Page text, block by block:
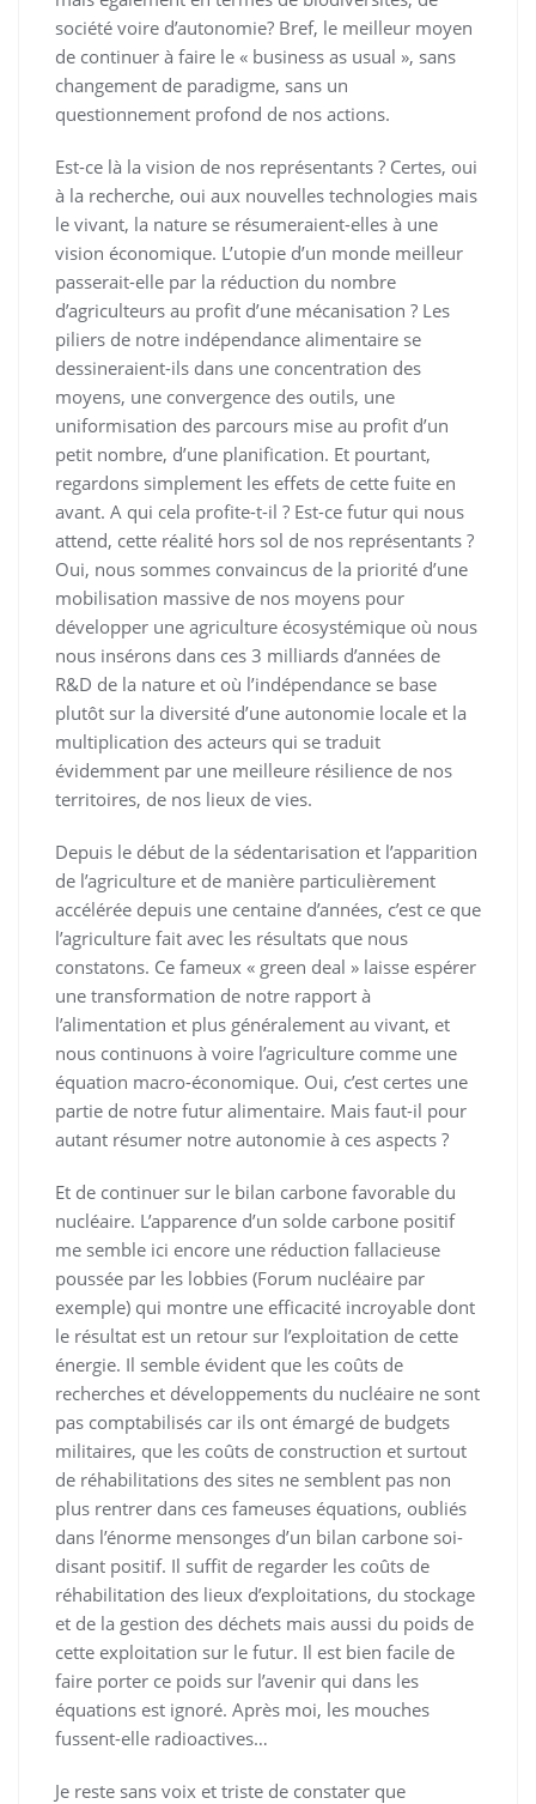
société voire d’autonomie? Bref, le meilleur moyen
de continuer à faire le « business as usual », sans
changement de paradigme, sans un
questionnement profond de nos actions.
Est-ce là la vision de nos représentants ? Certes, oui
à la recherche, oui aux nouvelles technologies mais
le vivant, la nature se résumeraient-elles à une
vision économique. L’utopie d’un monde meilleur
passerait-elle par la réduction du nombre
d’agriculteurs au profit d’une mécanisation ? Les
piliers de notre indépendance alimentaire se
dessineraient-ils dans une concentration des
moyens, une convergence des outils, une
uniformisation des parcours mise au profit d’un
petit nombre, d’une planification. Et pourtant,
regardons simplement les effets de cette fuite en
avant. A qui cela profite-t-il ? Est-ce futur qui nous
attend, cette réalité hors sol de nos représentants ?
Oui, nous sommes convaincus de la priorité d’une
mobilisation massive de nos moyens pour
développer une agriculture écosystémique où nous
nous insérons dans ces 3 milliards d’années de
R&D de la nature et où l’indépendance se base
plutôt sur la diversité d’une autonomie locale et la
multiplication des acteurs qui se traduit
évidemment par une meilleure résilience de nos
territoires, de nos lieux de vies.
Depuis le début de la sédentarisation et l’apparition
de l’agriculture et de manière particulièrement
accélérée depuis une centaine d’années, c’est ce que
l’agriculture fait avec les résultats que nous
constatons. Ce fameux « green deal » laisse espérer
une transformation de notre rapport à
l’alimentation et plus généralement au vivant, et
nous continuons à voire l’agriculture comme une
équation macro-économique. Oui, c’est certes une
partie de notre futur alimentaire. Mais faut-il pour
autant résumer notre autonomie à ces aspects ?
Et de continuer sur le bilan carbone favorable du
nucléaire. L’apparence d’un solde carbone positif
me semble ici encore une réduction fallacieuse
poussée par les lobbies (Forum nucléaire par
exemple) qui montre une efficacité incroyable dont
le résultat est un retour sur l’exploitation de cette
énergie. Il semble évident que les coûts de
recherches et développements du nucléaire ne sont
pas comptabilisés car ils ont émargé de budgets
militaires, que les coûts de construction et surtout
de réhabilitations des sites ne semblent pas non
plus rentrer dans ces fameuses équations, oubliés
dans l’énorme mensonges d’un bilan carbone soi-
disant positif. Il suffit de regarder les coûts de
réhabilitation des lieux d’exploitations, du stockage
et de la gestion des déchets mais aussi du poids de
cette exploitation sur le futur. Il est bien facile de
faire porter ce poids sur l’avenir qui dans les
équations est ignoré. Après moi, les mouches
fussent-elle radioactives…
Je reste sans voix et triste de constater que